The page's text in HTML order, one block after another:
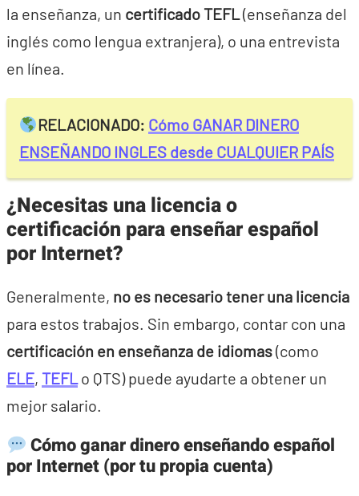
la enseñanza, un certificado TEFL(enseñanza del
inglés como lengua extranjera), o una entrevista
en línea.
RELACIONADO: Cómo GANAR DINERO
ENSEÑANDO INGLES desde CUALQUIER PAÍS
¿Necesitas una licencia o
certificación para enseñar español
por Internet?
Generalmente, no es necesario tener una licencia
para estos trabajos. Sin embargo, contar con una
certificación en enseñanza de idiomas(como
ELE, TEFLo QTS) puede ayudarte a obtener un
mejor salario.
Cómo ganar dinero enseñando español
por Internet (por tu propia cuenta)